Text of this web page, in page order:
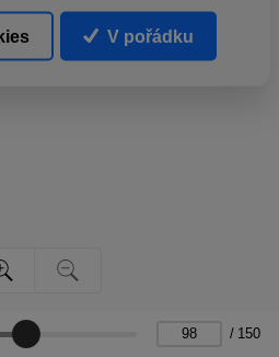
/ 150
V pořádku